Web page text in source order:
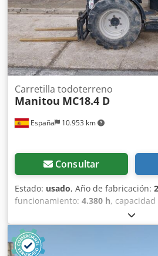
España 10.953 km
Carretilla todoterreno
Manitou MC18.4 D
Consultar
Estado: usado, Año de fabricación:
funcionamiento: 4.380 h, capacidad
3.700 mm, tipo
altura total:1.990 mm, longitud
total:1.450 mm ,
cuatro ruedas